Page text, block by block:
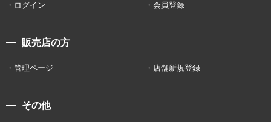
ログイン 会員登録
販売店の方
管理ページ 店舗新規登録
その他